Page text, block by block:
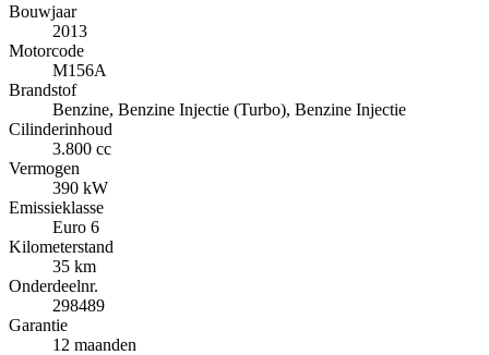
Bouwjaar
2013
Motorcode
M156A
Brandstof
Benzine, Benzine Injectie (Turbo), Benzine Injectie
Cilinderinhoud
3.800 cc
Vermogen
390 kW
Emissieklasse
Euro 6
Kilometerstand
35 km
Onderdeelnr.
298489
Garantie
12 maanden